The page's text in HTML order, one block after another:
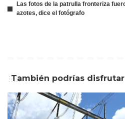
Las fotos de la patrulla fronteriza
azotes, dice el fotógrafo
También podrías disfrutar